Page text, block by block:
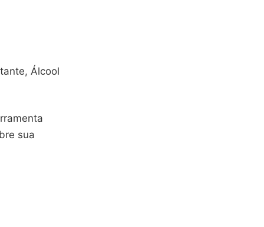
Álcool
sua